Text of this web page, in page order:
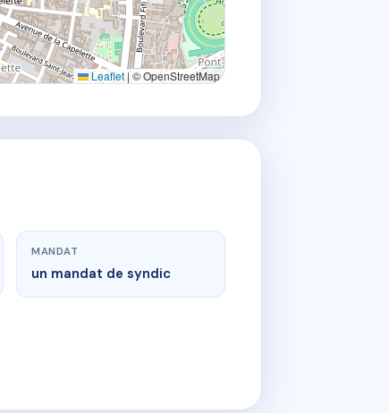
Leaflet | © OpenStreetMap
MANDAT
un mandat de syndic